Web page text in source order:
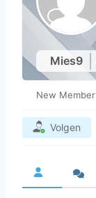
Mies9
New Member
Volgen